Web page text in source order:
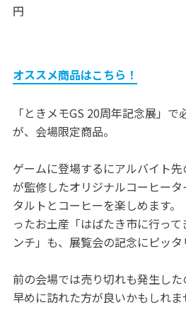
円
オススメ商品はこちら！
「ときメモGS 20周年記念展」
が、会場限定商品。
ゲームに登場するにアルバイト先
が監修したオリジナルコーヒー
タルトとコーヒーを楽しめます
ったお土産「はばたき市に行っ
ンチ」も、展覧会の記念にピッタ
前の会場では売り切れも発生し
早めに訪れた方が良いかもしれま